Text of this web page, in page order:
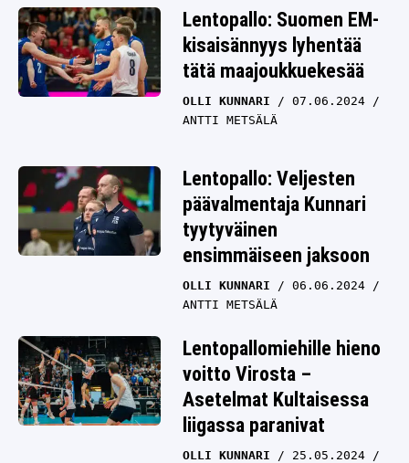
Lentopallo: Suomen EM-
kisaisännyys lyhentää
tätä maajoukkuekesää
OLLI KUNNARI
07.06.2024
ANTTI METSÄLÄ
Lentopallo: Veljesten
päävalmentaja Kunnari
tyytyväinen
ensimmäiseen jaksoon
OLLI KUNNARI
06.06.2024
ANTTI METSÄLÄ
Lentopallomiehille hieno
voitto Virosta –
Asetelmat Kultaisessa
liigassa paranivat
OLLI KUNNARI
25.05.2024